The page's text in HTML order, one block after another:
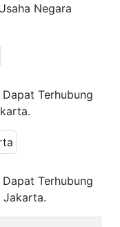
Negara
Terhubung
Terhubung
Jakarta.